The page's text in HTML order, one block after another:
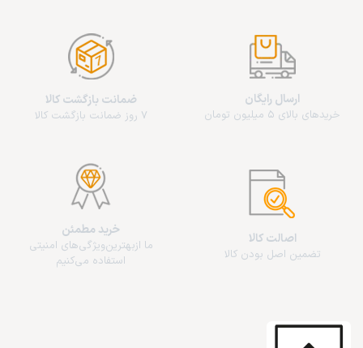
ارسال رایگان
خریدهای بالای 5 میلیون تومان
ضمانت بازگشت کالا
7 روز ضمانت بازگشت کالا
اصالت کالا
تضمین اصل بودن کالا
خرید مطمئن
ما از‌بهترین‌ویژگی‌های امنیتی
استفاده می‌کنیم